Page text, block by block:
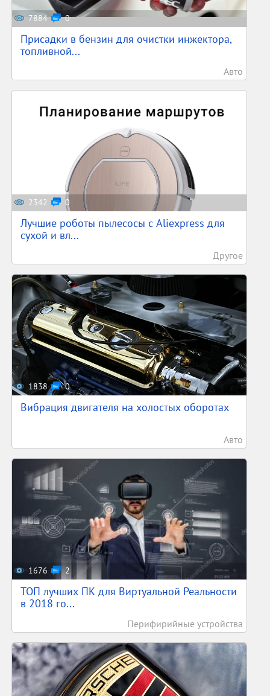
7884 0
Присадки в бензин для очистки инжектора,
топливной...
Авто
2342 0
Лучшие роботы пылесосы с Aliexpress для
сухой и вл...
Другое
1838 0
Вибрация двигателя на холостых оборотах
Авто
1676 2
ТОП лучших ПК для Виртуальной Реальности
в 2018 го...
Перифирийные устройства